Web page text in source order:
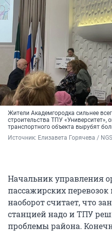
Жители Академгородка сильнее
строительства ТПУ «Университет»,
транспортного объекта вырубят
Источник: Елизавета Горячева /
Начальник управления
пассажирских
наоборот считает, что
станцией надо и ТПУ
проблемы района.